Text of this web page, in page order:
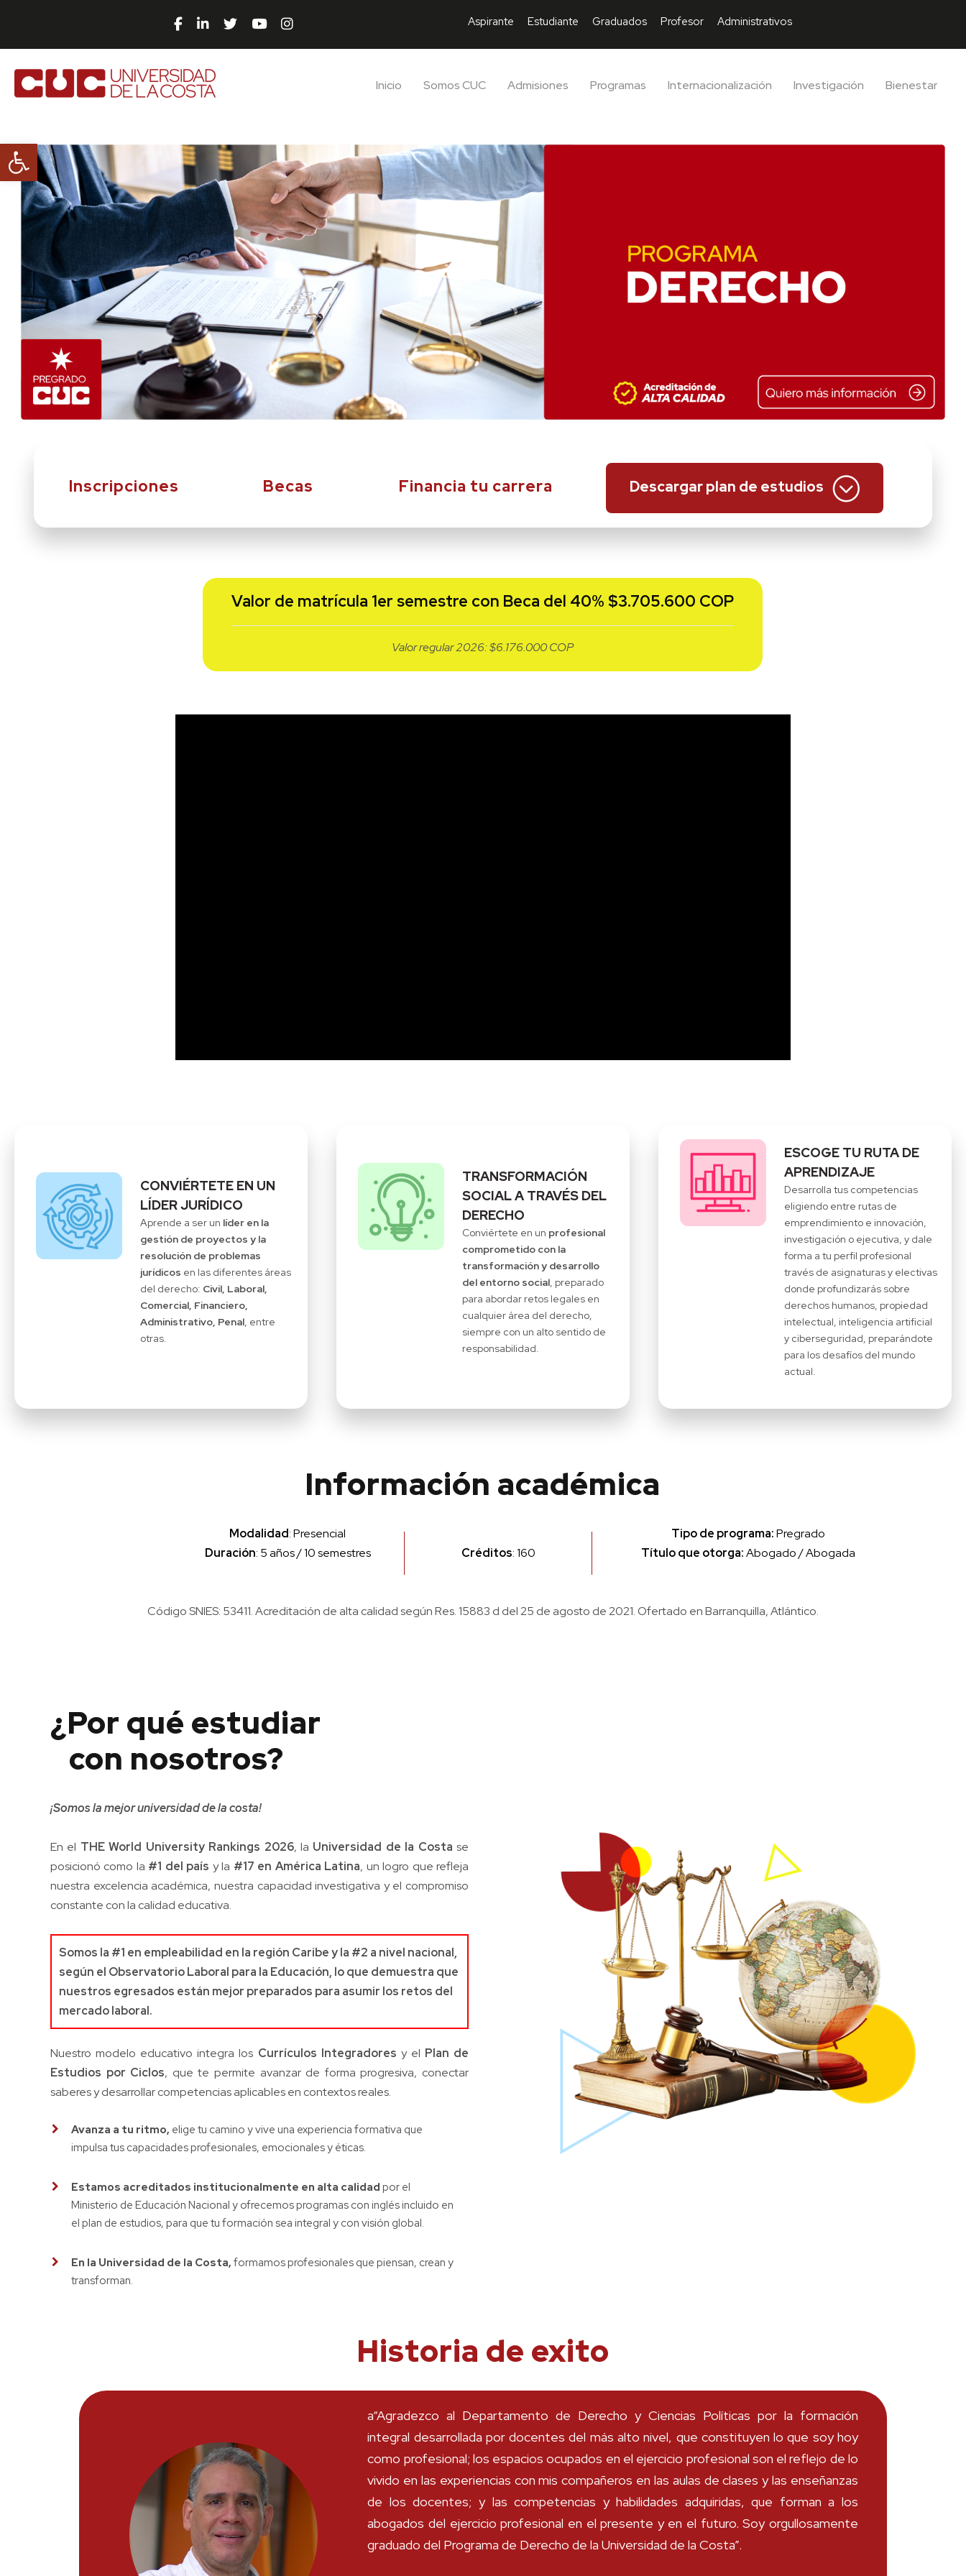
Abrir barra de herramientas
Aspirante Estudiante Graduados Profesor Administrativos
Inicio Somos CUC Admisiones Programas Internacionalización Investigación Bienestar
Inscripciones Becas Financia tu carrera Descargar plan de estudios
Valor de matrícula 1er semestre con Beca del 40% $3.705.600 COP
Valor regular 2026: $6.176.000 COP
CONVIÉRTETE EN UN
LÍDER JURÍDICO
Aprende a ser un líder en la
gestión de proyectos y la
resolución de problemas
jurídicos en las diferentes áreas
del derecho: Civil, Laboral,
Comercial, Financiero,
Administrativo, Penal, entre
otras.
TRANSFORMACIÓN
SOCIAL A TRAVÉS DEL
DERECHO
Conviértete en un profesional
comprometido con la
transformación y desarrollo
del entorno social, preparado
para abordar retos legales en
cualquier área del derecho,
siempre con un alto sentido de
responsabilidad.
ESCOGE TU RUTA DE
APRENDIZAJE
Desarrolla tus competencias
eligiendo entre rutas de
emprendimiento e innovación,
investigación o ejecutiva, y dale
forma a tu perfil profesional
través de asignaturas y electivas
donde profundizarás sobre
derechos humanos, propiedad
intelectual, inteligencia artificial
y ciberseguridad, preparándote
para los desafíos del mundo
actual.
Información académica
Modalidad: Presencial
Duración: 5 años / 10 semestres Créditos: 160
Tipo de programa:Pregrado
Título que otorga:Abogado / Abogada
Código SNIES: 53411. Acreditación de alta calidad según Res. 15883 d del 25 de agosto de 2021. Ofertado en Barranquilla, Atlántico.
¿Por qué estudiar
con nosotros?
¡Somos la mejor universidad de la costa!
En el THE World University Rankings 2026, la Universidad de la Costa se
posicionó como la #1 del país y la #17 en América Latina, un logro que refleja
nuestra excelencia académica, nuestra capacidad investigativa y el compromiso
constante con la calidad educativa.
Somos la #1 en empleabilidad en la región Caribe y la #2 a nivel nacional,
según el Observatorio Laboral para la Educación, lo que demuestra que
nuestros egresados están mejor preparados para asumir los retos del
mercado laboral.
Nuestro modelo educativo integra los Currículos Integradores y el Plan de
Estudios por Ciclos, que te permite avanzar de forma progresiva, conectar
saberes y desarrollar competencias aplicables en contextos reales.
Avanza a tu ritmo, elige tu camino y vive una experiencia formativa que
impulsa tus capacidades profesionales, emocionales y éticas.
Estamos acreditados institucionalmente en alta calidad por el
Ministerio de Educación Nacional y ofrecemos programas con inglés incluido en
el plan de estudios, para que tu formación sea integral y con visión global.
En la Universidad de la Costa, formamos profesionales que piensan, crean y
transforman.
Historia de exito
a“Agradezco al Departamento de Derecho y Ciencias Políticas por la formación
integral desarrollada por docentes del más alto nivel, que constituyen lo que soy hoy
como profesional; los espacios ocupados en el ejercicio profesional son el reflejo de lo
vivido en las experiencias con mis compañeros en las aulas de clases y las enseñanzas
de los docentes; y las competencias y habilidades adquiridas, que forman a los
abogados del ejercicio profesional en el presente y en el futuro. Soy orgullosamente
graduado del Programa de Derecho de la Universidad de la Costa”.